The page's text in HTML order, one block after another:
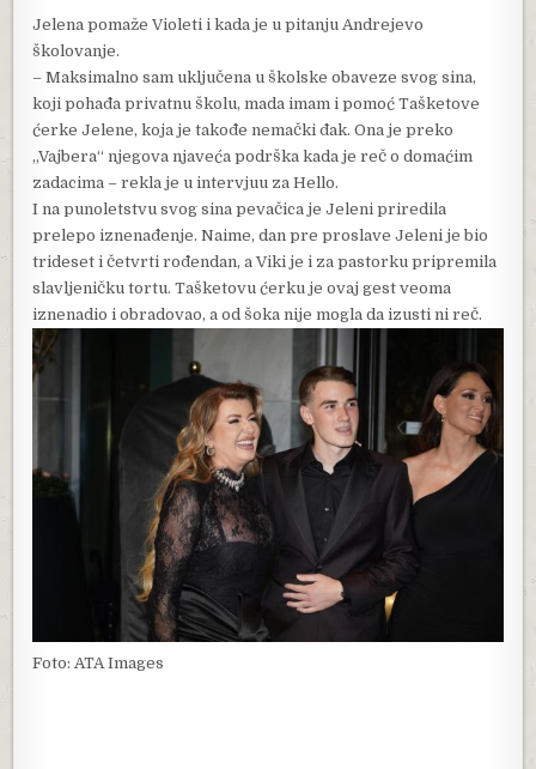
Jelena pomaže Violeti i kada je u pitanju Andrejevo
školovanje.
– Maksimalno sam uključena u školske obaveze svog sina,
koji pohađa privatnu školu, mada imam i pomoć Tašketove
ćerke Jelene, koja je takođe nemački đak. Ona je preko
„Vajbera“ njegova njaveća podrška kada je reč o domaćim
zadacima – rekla je u intervjuu za Hello.
I na punoletstvu svog sina pevačica je Jeleni priredila
prelepo iznenađenje. Naime, dan pre proslave Jeleni je bio
trideset i četvrti rođendan, a Viki je i za pastorku pripremila
slavljeničku tortu. Tašketovu ćerku je ovaj gest veoma
iznenadio i obradovao, a od šoka nije mogla da izusti ni reč.
Foto: ATA Images